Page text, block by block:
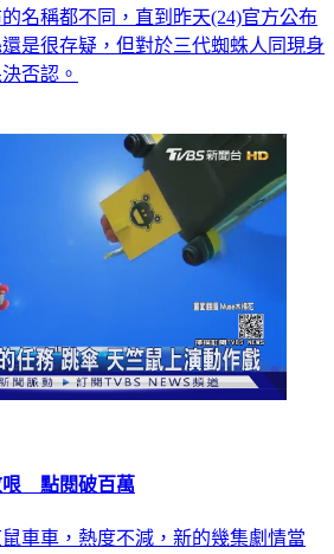
名稱都不同，直到昨天(24)官方公布
是很存疑，但對於三代蜘蛛人同現身
否認。
哏 點閱破百萬
車車，熱度不減，新的幾集劇情當